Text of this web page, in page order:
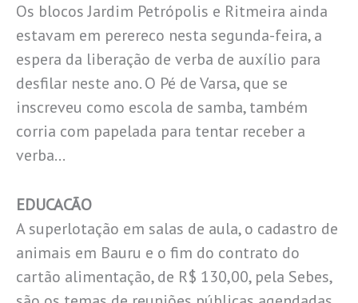
Os blocos Jardim Petrópolis e Ritmeira ainda
estavam em perereco nesta segunda-feira, a
espera da liberação de verba de auxílio para
desfilar neste ano. O Pé de Varsa, que se
inscreveu como escola de samba, também
corria com papelada para tentar receber a
verba…
EDUCACÃO
A superlotação em salas de aula, o cadastro de
animais em Bauru e o fim do contrato do
cartão alimentação, de R$ 130,00, pela Sebes,